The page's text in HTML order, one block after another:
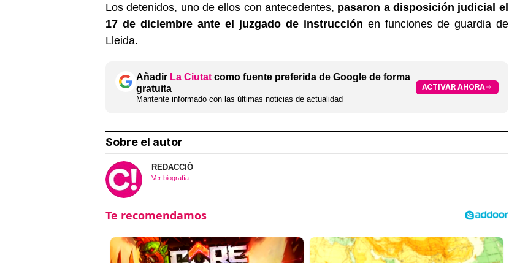
Los detenidos, uno de ellos con antecedentes, pasaron a disposición judicial el
17 de diciembre ante el juzgado de instrucción en funciones de guardia de
Lleida.
Añadir La Ciutat como fuente preferida de Google de forma
gratuita
Mantente informado con las últimas noticias de actualidad
ACTIVAR AHORA
Sobre el autor
REDACCIÓ
Ver biografía